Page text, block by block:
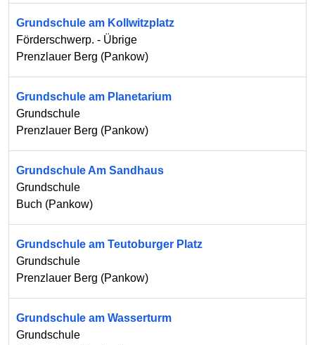
Grundschule am Kollwitzplatz
Förderschwerp. - Übrige
Prenzlauer Berg (Pankow)
Grundschule am Planetarium
Grundschule
Prenzlauer Berg (Pankow)
Grundschule Am Sandhaus
Grundschule
Buch (Pankow)
Grundschule am Teutoburger Platz
Grundschule
Prenzlauer Berg (Pankow)
Grundschule am Wasserturm
Grundschule